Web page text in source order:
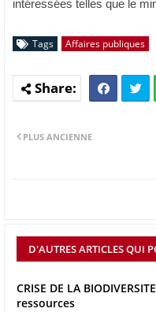
intéressées telles que le
Tags Affaires publiques
PLUS ANCIENNE
D'AUTRES ARTICLES QUI
CRISE DE LA
ressources